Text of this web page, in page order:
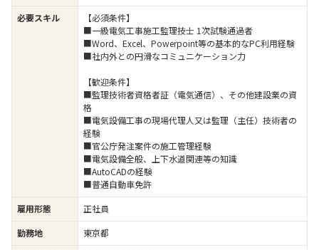
必要スキル
【必須条件】
■一級電気工事施工監理技士 1次試験通過者
■Word、Excel、Powerpoint等の基本的なPC利用経験
■社内外との円滑なコミュニケーション力
【歓迎条件】
■監理技術者資格者証（電気通信）、その他建設業の資
格
■電気設備工事の現場代理人又は監理（主任）技術者の
経験
■官公庁発注案件の施工管理経験
■電気設備全般、上下水道関連等の知識
■AutoCADの経験
■普通自動車免許
雇用形態
正社員
勤務地
東京都